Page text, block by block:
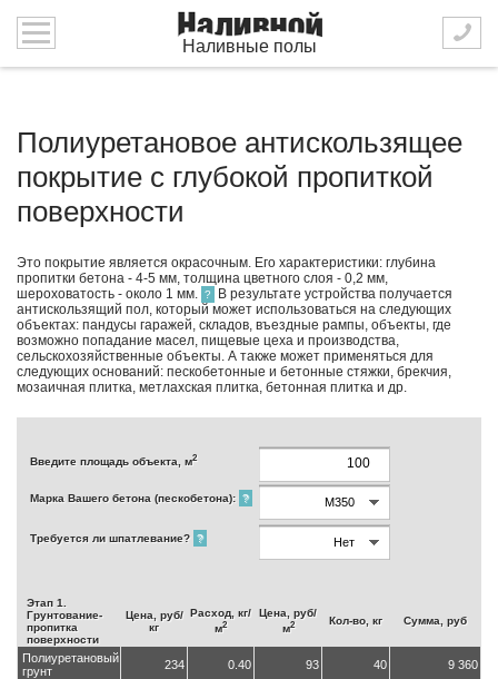
Наливные полы
Полиуретановое антискользящее
покрытие с глубокой пропиткой
поверхности
Это покрытие является окрасочным. Его характеристики: глубина
пропитки бетона - 4-5 мм, толщина цветного слоя - 0,2 мм,
шероховатость - около 1 мм. ?
В результате устройства получается
антискользящий пол, который может использоваться на следующих
объектах: пандусы гаражей, складов, въездные рампы, объекты, где
возможно попадание масел, пищевые цеха и производства,
сельскохозяйственные объекты. А также может применяться для
следующих оснований: пескобетонные и бетонные стяжки, брекчия,
мозаичная плитка, метлахская плитка, бетонная плитка и др.
Введите площадь объекта, м2
Марка Вашего бетона (пескобетона): ?
Требуется ли шпатлевание? ?
Этап 1.
Грунтование-
пропитка
поверхности
Цена, руб/
кг
Расход, кг/
м2
Цена, руб/
м2 Кол-во, кг Сумма, руб
Полиуретановый
грунт
234 0.40 93 40 9 360